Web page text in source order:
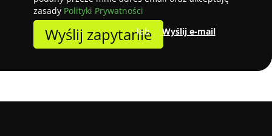
lub Wyślij e-mail
zasady Polityki Prywatności
Wyślij zapytanie